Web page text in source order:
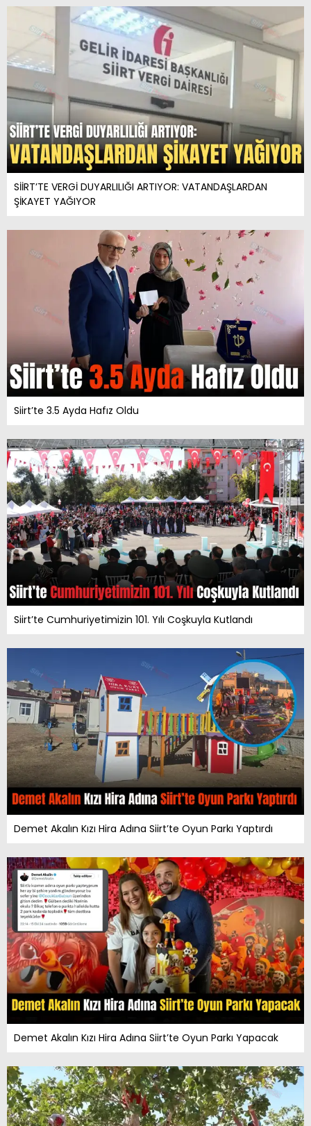
SİİRT’TE VERGİ DUYARLILIĞI ARTIYOR: VATANDAŞLARDAN
ŞİKAYET YAĞIYOR
Siirt’te 3.5 Ayda Hafız Oldu
Siirt’te Cumhuriyetimizin 101. Yılı Coşkuyla Kutlandı
Demet Akalın Kızı Hira Adına Siirt’te Oyun Parkı Yaptırdı
Demet Akalın Kızı Hira Adına Siirt’te Oyun Parkı Yapacak